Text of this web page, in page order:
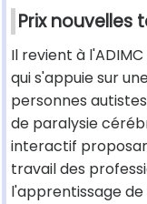
Prix nouvelles
Il revient à
qui s'appuie sur
personnes
de paralysie
interactif
travail des
l'apprentissage de